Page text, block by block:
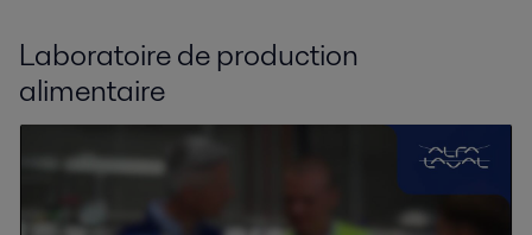
Laboratoire de production
alimentaire